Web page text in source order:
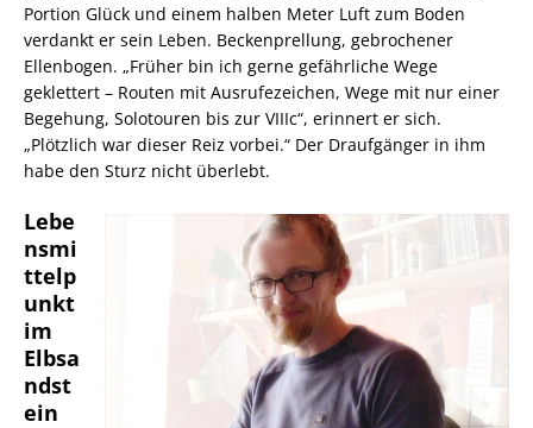
Portion Glück und einem halben Meter Luft zum Boden
verdankt er sein Leben. Beckenprellung, gebrochener
Ellenbogen. „Früher bin ich gerne gefährliche Wege
geklettert – Routen mit Ausrufezeichen, Wege mit nur einer
Begehung, Solotouren bis zur VIIIc“, erinnert er sich.
„Plötzlich war dieser Reiz vorbei.“ Der Draufgänger in ihm
habe den Sturz nicht überlebt.
Lebe
nsmi
ttelp
unkt
im
Elbsa
ndst
ein